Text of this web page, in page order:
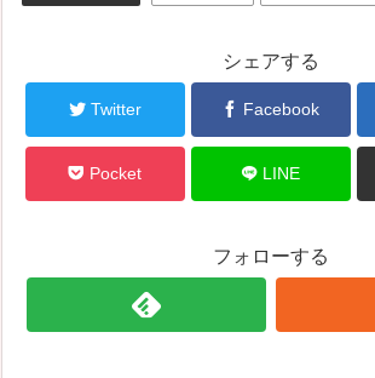
シェアする
Twitter Facebook
Pocket LINE
フォローする